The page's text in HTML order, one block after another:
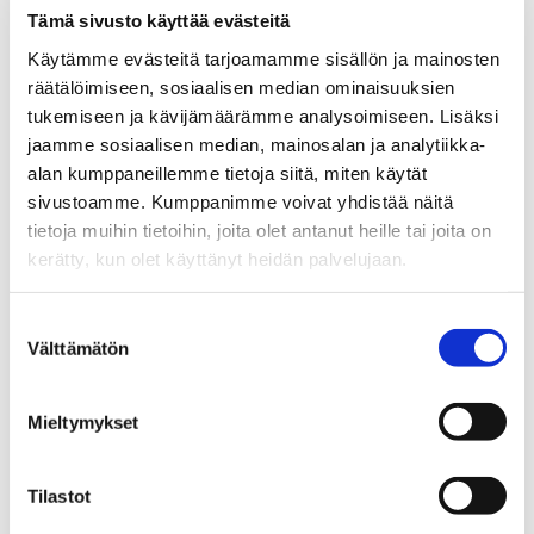
Tämä sivusto käyttää evästeitä
Käytämme evästeitä tarjoamamme sisällön ja mainosten
räätälöimiseen, sosiaalisen median ominaisuuksien
tukemiseen ja kävijämäärämme analysoimiseen. Lisäksi
jaamme sosiaalisen median, mainosalan ja analytiikka-
alan kumppaneillemme tietoja siitä, miten käytät
sivustoamme. Kumppanimme voivat yhdistää näitä
tietoja muihin tietoihin, joita olet antanut heille tai joita on
kerätty, kun olet käyttänyt heidän palvelujaan.
valinta
Välttämätön
Mieltymykset
Tilastot
taloustutkimus PTT:n sekä Nuorten NYT:in yhteishanke, joka
tekee nuorista parempia ja vastuullisempia sijoittajia. Hanke
yhdistää taloustieteen, käyttäytymistieteet ja vastuullisen
sijoittamisen pelillisiin oppimisratkaisuihin.
Hankkeen tuotoksia ovat CESIM Stocks -
osakemarkkinasimulaatio, Investigame-peli sekä Investual-
virtuaalitodellisuus. Niiden avulla toisen asteen ja
korkeakoulujen opiskelijat harjoittelevat salkunrakennusta,
tunnistavat ja korjaavat päätöksenteon vinoumia sekä ottavat
vastuullisuuden osaksi sijoitusvalintoja. Investigame tuottaa
sekä korkeatasoista tieteellistä tutkimusta ja luo laajalti
Kumppanina toimii peliyritys CESIM. Hanketta rahoittivat